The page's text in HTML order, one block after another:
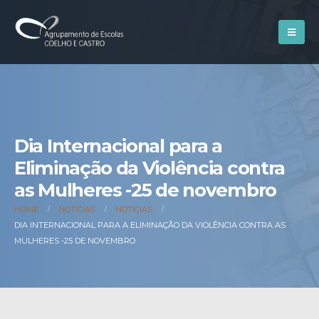
Dia Internacional para a
Eliminação da Violência contra
as Mulheres -25 de novembro
HOME NOTÍCIAS
NOTÍCIAS
DIA INTERNACIONAL PARA A ELIMINAÇÃO DA VIOLÊNCIA CONTRA AS
MULHERES -25 DE NOVEMBRO